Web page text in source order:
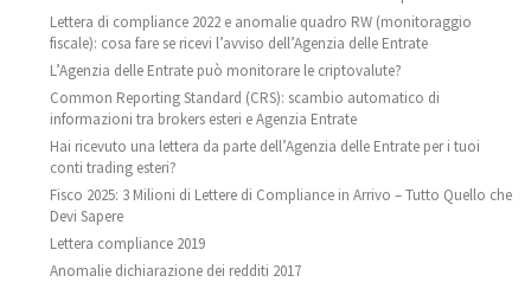
Lettera di compliance 2022 e anomalie quadro RW (monitoraggio
fiscale): cosa fare se ricevi l’avviso dell’Agenzia delle Entrate
L’Agenzia delle Entrate può monitorare le criptovalute?
Common Reporting Standard (CRS): scambio automatico di
informazioni tra brokers esteri e Agenzia Entrate
Hai ricevuto una lettera da parte dell’Agenzia delle Entrate per i tuoi
conti trading esteri?
Fisco 2025: 3 Milioni di Lettere di Compliance in Arrivo – Tutto Quello che
Devi Sapere
Lettera compliance 2019
Anomalie dichiarazione dei redditi 2017